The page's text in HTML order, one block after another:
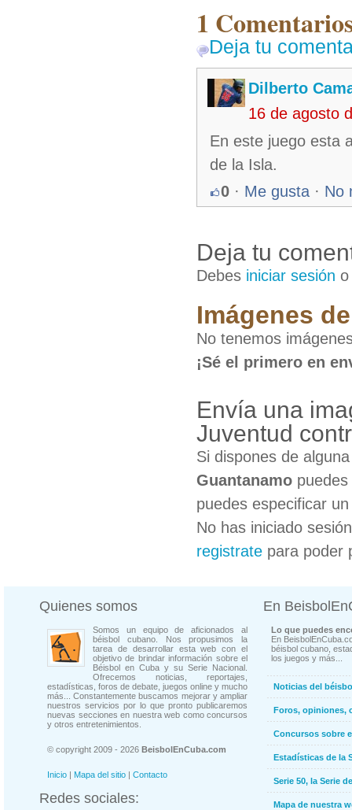
1
Deja tu
Dilberto
16 de agosto
En este juego esta
de la Isla.
0 · Me gusta · No
Deja tu
Debes iniciar sesión
Imágenes
No tenemos
¡Sé el primero en
Envía una
Juventud
Si dispones de
Guantanamo
puedes especificar
No has iniciado
registrate para poder
Quienes somos
Somos un equipo de aficionados al
béisbol cubano. Nos propusimos la
tarea de desarrollar esta web con el
objetivo de brindar información sobre el
Béisbol en Cuba y su Serie Nacional.
Ofrecemos noticias, reportajes,
estadísticas, foros de debate, juegos online y mucho
más... Constantemente buscamos mejorar y ampliar
nuestros servicios por lo que pronto publicaremos
nuevas secciones en nuestra web como concursos
y otros entretenimientos.
© copyright 2009 - 2026 BeisbolEnCuba.com
Inicio | Mapa del sitio | Contacto
Redes sociales:
En
Lo que puedes
En
béisbol cubano,
los juegos y más...
Noticias del
Foros, opiniones,
Concursos sobre
Estadísticas de la
Serie 50, la Serie
Mapa de nuestra